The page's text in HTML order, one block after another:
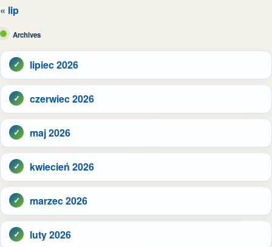
« lip
Archives
lipiec 2026
czerwiec 2026
maj 2026
kwiecień 2026
marzec 2026
luty 2026